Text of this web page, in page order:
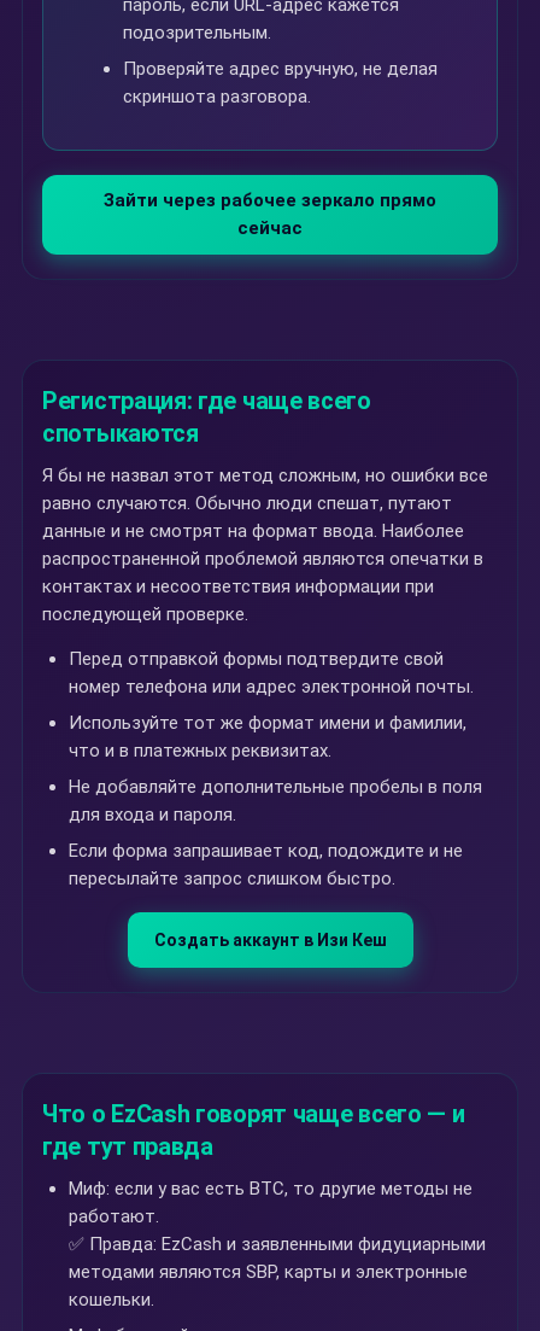
пароль, если URL-адрес кажется
подозрительным.
Проверяйте адрес вручную, не делая
скриншота разговора.
Зайти через рабочее зеркало прямо
сейчас
Регистрация: где чаще всего
спотыкаются
Я бы не назвал этот метод сложным, но ошибки все
равно случаются. Обычно люди спешат, путают
данные и не смотрят на формат ввода. Наиболее
распространенной проблемой являются опечатки в
контактах и несоответствия информации при
последующей проверке.
Перед отправкой формы подтвердите свой
номер телефона или адрес электронной почты.
Используйте тот же формат имени и фамилии,
что и в платежных реквизитах.
Не добавляйте дополнительные пробелы в поля
для входа и пароля.
Если форма запрашивает код, подождите и не
пересылайте запрос слишком быстро.
Создать аккаунт в Изи Кеш
Что о EzCash говорят чаще всего — и
где тут правда
Миф: если у вас есть BTC, то другие методы не
работают.
✅ Правда: EzCash и заявленными фидуциарными
методами являются SBP, карты и электронные
кошельки.